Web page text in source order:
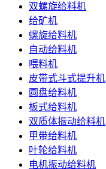
双螺旋给料机
给矿机
螺旋给料机
自动给料机
喂料机
皮带式斗式提升机
圆盘给料机
板式给料机
双质体振动给料机
甲带给料机
叶轮给料机
电机振动给料机